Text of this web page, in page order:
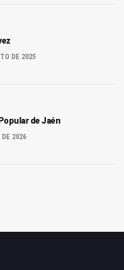
DE 2025
de Jaén
DE 2026